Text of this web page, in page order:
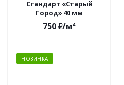
Стандарт «Старый
Город» 40 мм
750₽/м²
НОВИНКА